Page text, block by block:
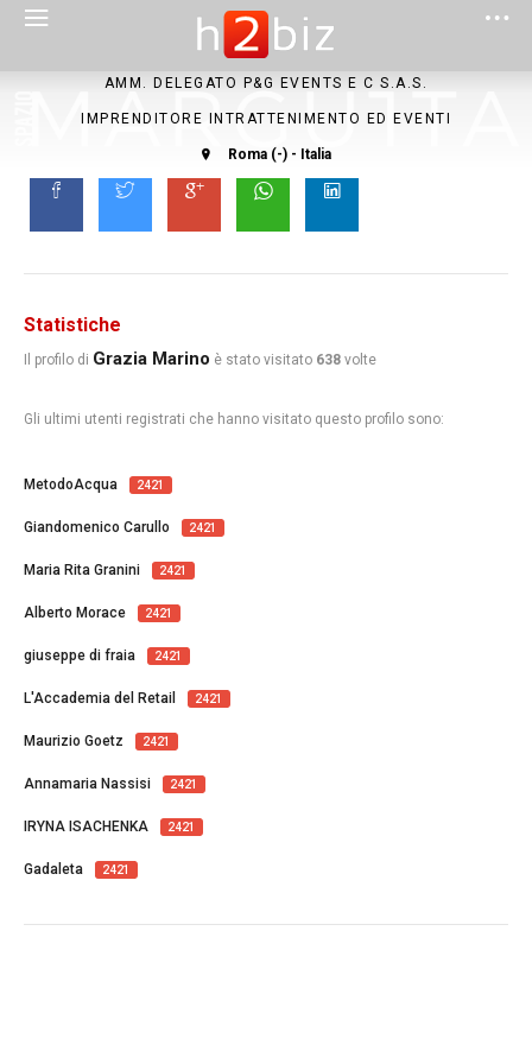
Grazia Marino
AMM. DELEGATO P&G EVENTS E C S.A.S.
IMPRENDITORE INTRATTENIMENTO ED EVENTI
Roma (-) - Italia
Statistiche
Il profilo di Grazia Marino è stato visitato 638 volte
Gli ultimi utenti registrati che hanno visitato questo profilo sono:
MetodoAcqua 2421
Giandomenico Carullo 2421
Maria Rita Granini 2421
Alberto Morace 2421
giuseppe di fraia 2421
L'Accademia del Retail 2421
Maurizio Goetz 2421
Annamaria Nassisi 2421
IRYNA ISACHENKA 2421
Gadaleta 2421